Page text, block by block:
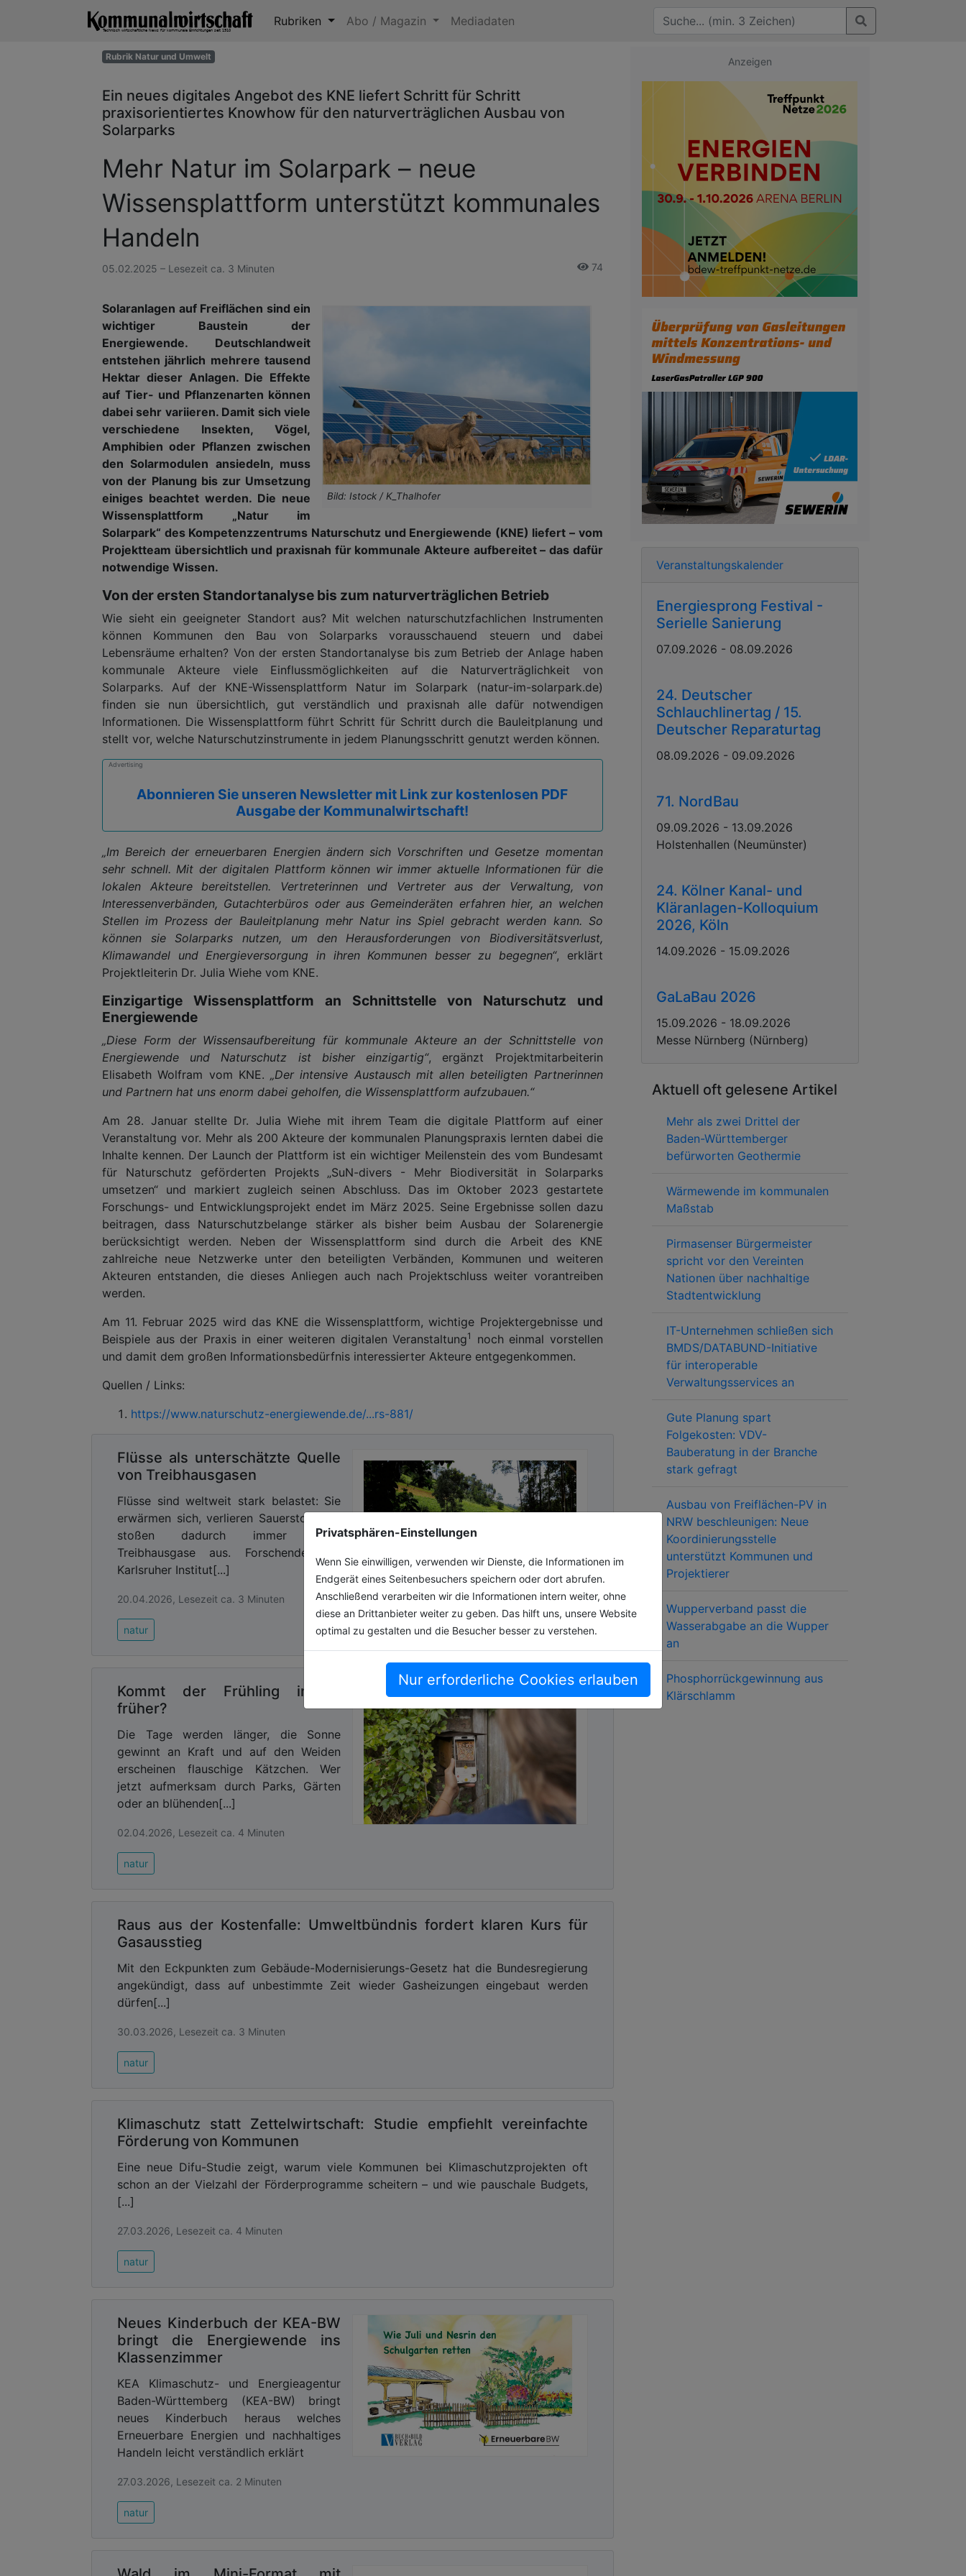
Rubriken Abo / Magazin Mediadaten
Privatsphären-Einstellungen
Wenn Sie einwilligen, verwenden wir Dienste, die Informationen im
Endgerät eines Seitenbesuchers speichern oder dort abrufen.
Anschließend verarbeiten wir die Informationen intern weiter, ohne
diese an Drittanbieter weiter zu geben. Das hilft uns, unsere Website
optimal zu gestalten und die Besucher besser zu verstehen.
Nur erforderliche Cookies erlauben
Rubrik Natur und Umwelt
Ein neues digitales Angebot des KNE liefert Schritt für Schritt
praxisorientiertes Knowhow für den naturverträglichen Ausbau von
Solarparks
Mehr Natur im Solarpark – neue
Wissensplattform unterstützt kommunales
Handeln
05.02.2025 – Lesezeit ca. 3 Minuten 74
Bild: Istock / K_Thalhofer
Solaranlagen auf Freiflächen sind ein
wichtiger Baustein der
Energiewende. Deutschlandweit
entstehen jährlich mehrere tausend
Hektar dieser Anlagen. Die Effekte
auf Tier- und Pflanzenarten können
dabei sehr variieren. Damit sich viele
verschiedene Insekten, Vögel,
Amphibien oder Pflanzen zwischen
den Solarmodulen ansiedeln, muss
von der Planung bis zur Umsetzung
einiges beachtet werden. Die neue
Wissensplattform „Natur im
Solarpark“ des Kompetenzzentrums Naturschutz und Energiewende (KNE) liefert – vom
Projektteam übersichtlich und praxisnah für kommunale Akteure aufbereitet – das dafür
notwendige Wissen.
Von der ersten Standortanalyse bis zum naturverträglichen Betrieb
Wie sieht ein geeigneter Standort aus? Mit welchen naturschutzfachlichen Instrumenten
können Kommunen den Bau von Solarparks vorausschauend steuern und dabei
Lebensräume erhalten? Von der ersten Standortanalyse bis zum Betrieb der Anlage haben
kommunale Akteure viele Einflussmöglichkeiten auf die Naturverträglichkeit von
Solarparks. Auf der KNE-Wissensplattform Natur im Solarpark (natur-im-solarpark.de)
finden sie nun übersichtlich, gut verständlich und praxisnah alle dafür notwendigen
Informationen. Die Wissensplattform führt Schritt für Schritt durch die Bauleitplanung und
stellt vor, welche Naturschutzinstrumente in jedem Planungsschritt genutzt werden können.
Advertising
Abonnieren Sie unseren Newsletter mit Link zur kostenlosen PDF
Ausgabe der Kommunalwirtschaft!
„Im Bereich der erneuerbaren Energien ändern sich Vorschriften und Gesetze momentan
sehr schnell. Mit der digitalen Plattform können wir immer aktuelle Informationen für die
lokalen Akteure bereitstellen. Vertreterinnen und Vertreter aus der Verwaltung, von
Interessenverbänden, Gutachterbüros oder aus Gemeinderäten erfahren hier, an welchen
Stellen im Prozess der Bauleitplanung mehr Natur ins Spiel gebracht werden kann. So
können sie Solarparks nutzen, um den Herausforderungen von Biodiversitätsverlust,
Klimawandel und Energieversorgung in ihren Kommunen besser zu begegnen“, erklärt
Projektleiterin Dr. Julia Wiehe vom KNE.
Einzigartige Wissensplattform an Schnittstelle von Naturschutz und
Energiewende
„Diese Form der Wissensaufbereitung für kommunale Akteure an der Schnittstelle von
Energiewende und Naturschutz ist bisher einzigartig“, ergänzt Projektmitarbeiterin
Elisabeth Wolfram vom KNE. „Der intensive Austausch mit allen beteiligten Partnerinnen
und Partnern hat uns enorm dabei geholfen, die Wissensplattform aufzubauen.“
Am 28. Januar stellte Dr. Julia Wiehe mit ihrem Team die digitale Plattform auf einer
Veranstaltung vor. Mehr als 200 Akteure der kommunalen Planungspraxis lernten dabei die
Inhalte kennen. Der Launch der Plattform ist ein wichtiger Meilenstein des vom Bundesamt
für Naturschutz geförderten Projekts „SuN-divers - Mehr Biodiversität in Solarparks
umsetzen“ und markiert zugleich seinen Abschluss. Das im Oktober 2023 gestartete
Forschungs- und Entwicklungsprojekt endet im März 2025. Seine Ergebnisse sollen dazu
beitragen, dass Naturschutzbelange stärker als bisher beim Ausbau der Solarenergie
berücksichtigt werden. Neben der Wissensplattform sind durch die Arbeit des KNE
zahlreiche neue Netzwerke unter den beteiligten Verbänden, Kommunen und weiteren
Akteuren entstanden, die dieses Anliegen auch nach Projektschluss weiter vorantreiben
werden.
Am 11. Februar 2025 wird das KNE die Wissensplattform, wichtige Projektergebnisse und
Beispiele aus der Praxis in einer weiteren digitalen Veranstaltung1
noch einmal vorstellen
und damit dem großen Informationsbedürfnis interessierter Akteure entgegenkommen.
Quellen / Links:
https://www.naturschutz-energiewende.de/...rs-881/
Flüsse als unterschätzte Quelle
von Treibhausgasen
Flüsse sind weltweit stark belastet: Sie
erwärmen sich, verlieren Sauerstoff und
stoßen dadurch immer mehr
Treibhausgase aus. Forschende des
Karlsruher Institut[...]
20.04.2026, Lesezeit ca. 3 Minuten
natur
Kommt der Frühling immer
früher?
Die Tage werden länger, die Sonne
gewinnt an Kraft und auf den Weiden
erscheinen flauschige Kätzchen. Wer
jetzt aufmerksam durch Parks, Gärten
oder an blühenden[...]
02.04.2026, Lesezeit ca. 4 Minuten
natur
Raus aus der Kostenfalle: Umweltbündnis fordert klaren Kurs für
Gasausstieg
Mit den Eckpunkten zum Gebäude-Modernisierungs-Gesetz hat die Bundesregierung
angekündigt, dass auf unbestimmte Zeit wieder Gasheizungen eingebaut werden
dürfen[...]
30.03.2026, Lesezeit ca. 3 Minuten
natur
Klimaschutz statt Zettelwirtschaft: Studie empfiehlt vereinfachte
Förderung von Kommunen
Eine neue Difu-Studie zeigt, warum viele Kommunen bei Klimaschutzprojekten oft
schon an der Vielzahl der Förderprogramme scheitern – und wie pauschale Budgets,
[...]
27.03.2026, Lesezeit ca. 4 Minuten
natur
Neues Kinderbuch der KEA-BW
bringt die Energiewende ins
Klassenzimmer
KEA Klimaschutz- und Energieagentur
Baden-Württemberg (KEA-BW) bringt
neues Kinderbuch heraus welches
Erneuerbare Energien und nachhaltiges
Handeln leicht verständlich erklärt
27.03.2026, Lesezeit ca. 2 Minuten
natur
Anzeigen
Veranstaltungskalender
Energiesprong Festival -
Serielle Sanierung
07.09.2026 - 08.09.2026
24. Deutscher
Schlauchlinertag / 15.
Deutscher Reparaturtag
08.09.2026 - 09.09.2026
71. NordBau
09.09.2026 - 13.09.2026
Holstenhallen (Neumünster)
24. Kölner Kanal- und
Kläranlagen-Kolloquium
2026, Köln
14.09.2026 - 15.09.2026
GaLaBau 2026
15.09.2026 - 18.09.2026
Messe Nürnberg (Nürnberg)
Aktuell oft gelesene Artikel
Mehr als zwei Drittel der
Baden-Württemberger
befürworten Geothermie
Wärmewende im kommunalen
Maßstab
Pirmasenser Bürgermeister
spricht vor den Vereinten
Nationen über nachhaltige
Stadtentwicklung
IT-Unternehmen schließen sich
BMDS/DATABUND-Initiative
für interoperable
Verwaltungsservices an
Gute Planung spart
Folgekosten: VDV-
Bauberatung in der Branche
stark gefragt
Ausbau von Freiflächen-PV in
NRW beschleunigen: Neue
Koordinierungsstelle
unterstützt Kommunen und
Projektierer
Wupperverband passt die
Wasserabgabe an die Wupper
an
Phosphorrückgewinnung aus
Klärschlamm